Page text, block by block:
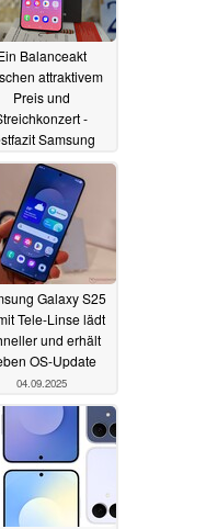
Balanceakt
attraktivem
Preis und
-
Samsung
S25 FE
13.10.2025
Galaxy S25
Tele-Linse lädt
und erhält
OS-Update
04.09.2025